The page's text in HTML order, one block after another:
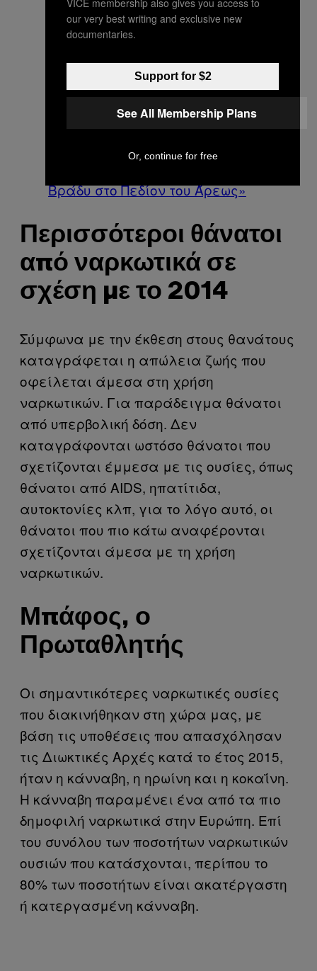
Βράδυ στο Πεδίον του Άρεως»
Περισσότεροι θάνατοι
από ναρκωτικά σε
σχέση με το 2014
Σύμφωνα με την έκθεση στους θανάτους
καταγράφεται η απώλεια ζωής που
οφείλεται άμεσα στη χρήση
ναρκωτικών. Για παράδειγμα θάνατοι
από υπερβολική δόση. Δεν
καταγράφονται ωστόσο θάνατοι που
σχετίζονται έμμεσα με τις ουσίες, όπως
θάνατοι από AIDS, ηπατίτιδα,
αυτοκτονίες κλπ, για το λόγο αυτό, οι
θάνατοι που πιο κάτω αναφέρονται
σχετίζονται άμεσα με τη χρήση
ναρκωτικών.
Μπάφος, ο
Πρωταθλητής
Οι σημαντικότερες ναρκωτικές ουσίες
που διακινήθηκαν στη χώρα μας, με
βάση τις υποθέσεις που απασχόλησαν
τις Διωκτικές Αρχές κατά το έτος 2015,
ήταν η κάνναβη, η ηρωίνη και η κοκαΐνη.
Η κάνναβη παραμένει ένα από τα πιο
δημοφιλή ναρκωτικά στην Ευρώπη. Επί
του συνόλου των ποσοτήτων ναρκωτικών
ουσιών που κατάσχονται, περίπου το
80% των ποσοτήτων είναι ακατέργαστη
ή κατεργασμένη κάνναβη.
our very best writing and exclusive new
documentaries.
Support for $2
See All Membership Plans
Or, continue for free